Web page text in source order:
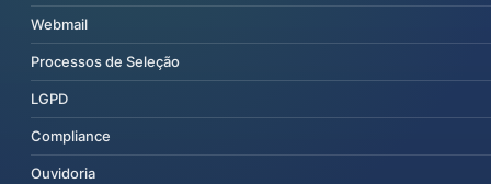
Webmail
Processos de Seleção
LGPD
Compliance
Ouvidoria